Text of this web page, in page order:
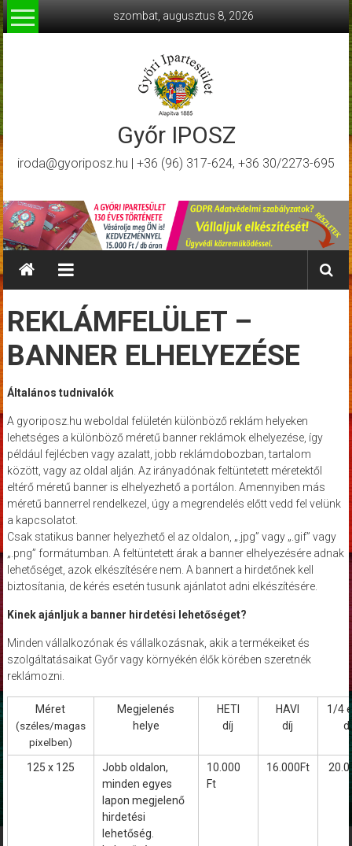
Skip
to
content
szombat, augusztus 8, 2026
Győr IPOSZ
iroda@gyoriposz.hu | +36 (96) 317-624, +36 30/2273-695
REKLÁMFELÜLET –
BANNER ELHELYEZÉSE
Általános tudnivalók
A gyoriposz.hu weboldal felületén különböző reklám helyeken
lehetséges a különböző méretű banner reklámok elhelyezése, így
például fejlécben vagy azalatt, jobb reklámdobozban, tartalom
között, vagy az oldal alján. Az irányadónak feltüntetett méretektől
eltérő méretű banner is elhelyezhető a portálon. Amennyiben más
méretű bannerrel rendelkezel, úgy a megrendelés előtt vedd fel velünk
a kapcsolatot.
Csak statikus banner helyezhető el az oldalon, „.jpg” vagy „.gif” vagy
„.png” formátumban. A feltüntetett árak a banner elhelyezésére adnak
lehetőséget, azok elkészítésére nem. A bannert a hirdetőnek kell
biztosítania, de kérés esetén tusunk ajánlatot adni elkészítésére.
Kinek ajánljuk a banner hirdetési lehetőséget?
Minden vállalkozónak és vállalkozásnak, akik a termékeiket és
szolgáltatásaikat Győr vagy környékén élők körében szeretnék
reklámozni.
Méret
(széles/magas
pixelben)
Megjelenés
helye
HETI
díj
HAVI
díj
1/4
125 x 125
Jobb oldalon,
minden egyes
lapon megjelenő
hirdetési
lehetőség.
10.000
Ft
16.000Ft